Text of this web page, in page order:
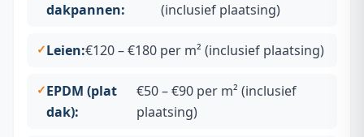
dakpannen:
(inclusief plaatsing)
Leien:€120 – €180 per m² (inclusief plaatsing)
EPDM (plat
dak):
€50 – €90 per m² (inclusief
plaatsing)